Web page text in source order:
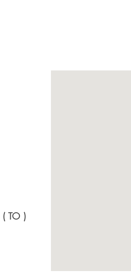
( TO )